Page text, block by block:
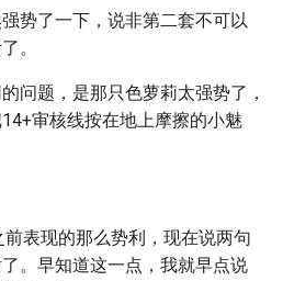
势了一下，说非第二套不可以
。
问题，是那只色萝莉太强势了，
审核线按在地上摩擦的小魅
表现的那么势利，现在说两句
。早知道这一点，我就早点说